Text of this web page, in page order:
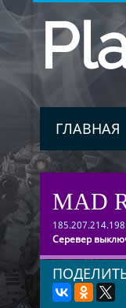
ГЛАВНАЯ
MAD
Серевер